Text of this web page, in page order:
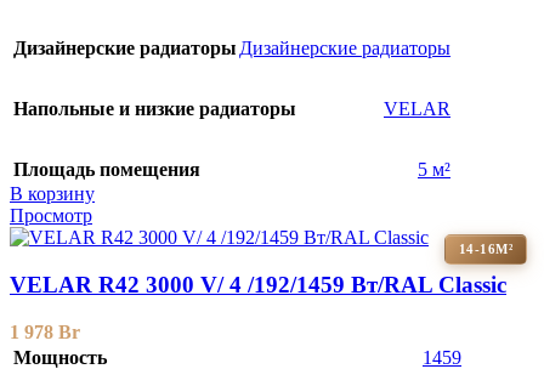
Дизайнерские радиаторы Дизайнерские радиаторы
Напольные и низкие радиаторы VELAR
Площадь помещения
5 м²
В корзину
Просмотр
14-16М²
VELAR R42 3000 V/ 4 /192/1459 Вт/RAL Classic
1 978 Br
Мощность
1459